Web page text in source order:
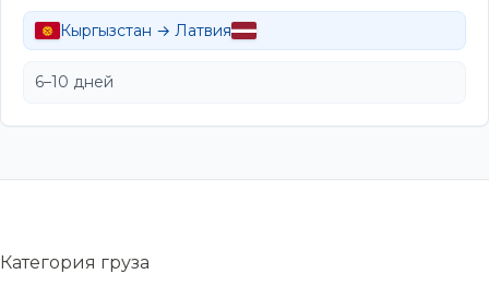
Кыргызстан → Латвия
6–10 дней
Категория груза